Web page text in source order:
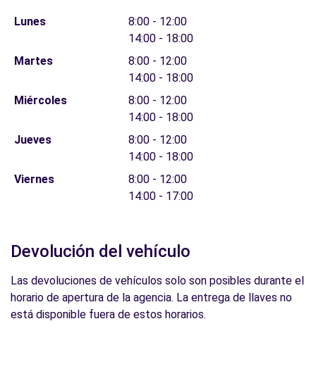
Lunes
8:00 - 12:00
14:00 - 18:00
Martes
8:00 - 12:00
14:00 - 18:00
Miércoles
8:00 - 12:00
14:00 - 18:00
Jueves
8:00 - 12:00
14:00 - 18:00
Viernes
8:00 - 12:00
14:00 - 17:00
Devolución del vehículo
Las devoluciones de vehículos solo son posibles durante el
horario de apertura de la agencia. La entrega de llaves no
está disponible fuera de estos horarios.